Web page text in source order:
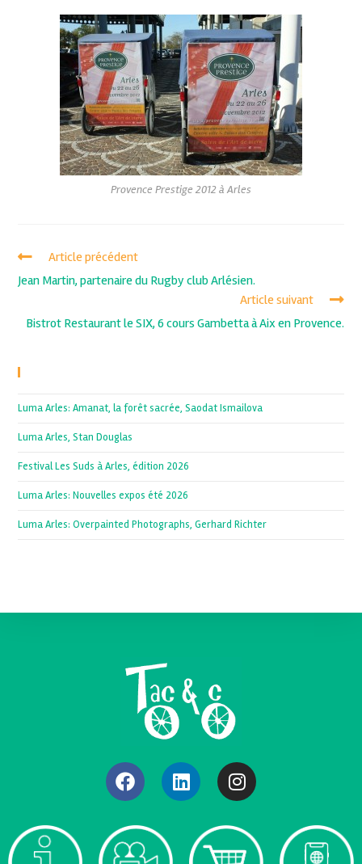
Provence Prestige 2012 à Arles
Article précédent
Jean Martin, partenaire du Rugby club Arlésien.
Article suivant
Bistrot Restaurant le SIX, 6 cours Gambetta à Aix en Provence.
Luma Arles: Amanat, la forêt sacrée, Saodat Ismailova
Luma Arles, Stan Douglas
Festival Les Suds à Arles, édition 2026
Luma Arles: Nouvelles expos été 2026
Luma Arles: Overpainted Photographs, Gerhard Richter